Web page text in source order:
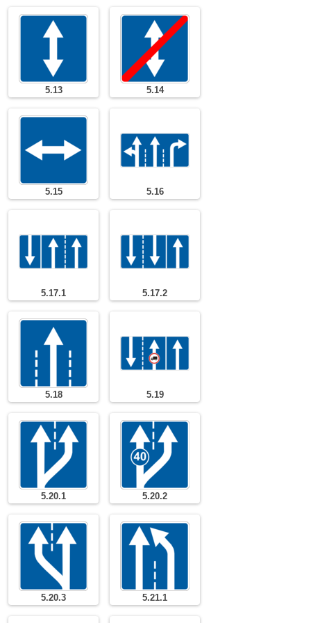
5.13 5.14
5.15 5.16
5.17.1 5.17.2
5.18 5.19
5.20.1 5.20.2
5.20.3 5.21.1